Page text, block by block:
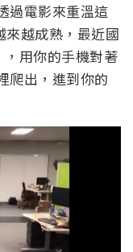
過電影來重溫這
來越成熟，最近國
用你的手機對著
爬出，進到你的